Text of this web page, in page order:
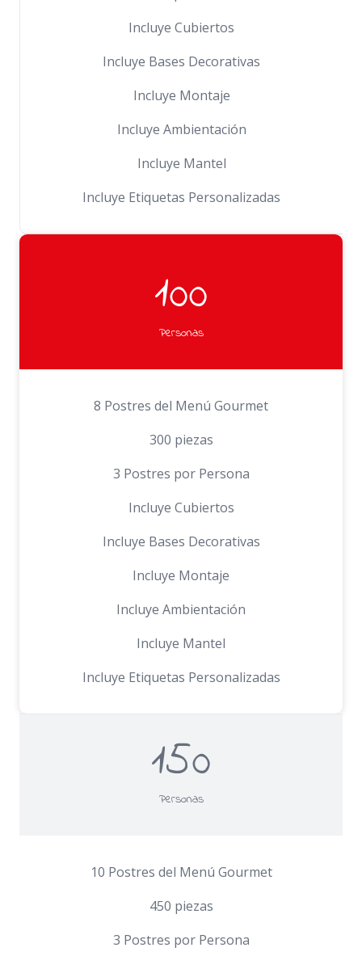
Incluye Cubiertos
Incluye Bases Decorativas
Incluye Montaje
Incluye Ambientación
Incluye Mantel
Incluye Etiquetas Personalizadas
100
Personas
8 Postres del Menú Gourmet
300 piezas
3 Postres por Persona
Incluye Cubiertos
Incluye Bases Decorativas
Incluye Montaje
Incluye Ambientación
Incluye Mantel
Incluye Etiquetas Personalizadas
150
Personas
10 Postres del Menú Gourmet
450 piezas
3 Postres por Persona